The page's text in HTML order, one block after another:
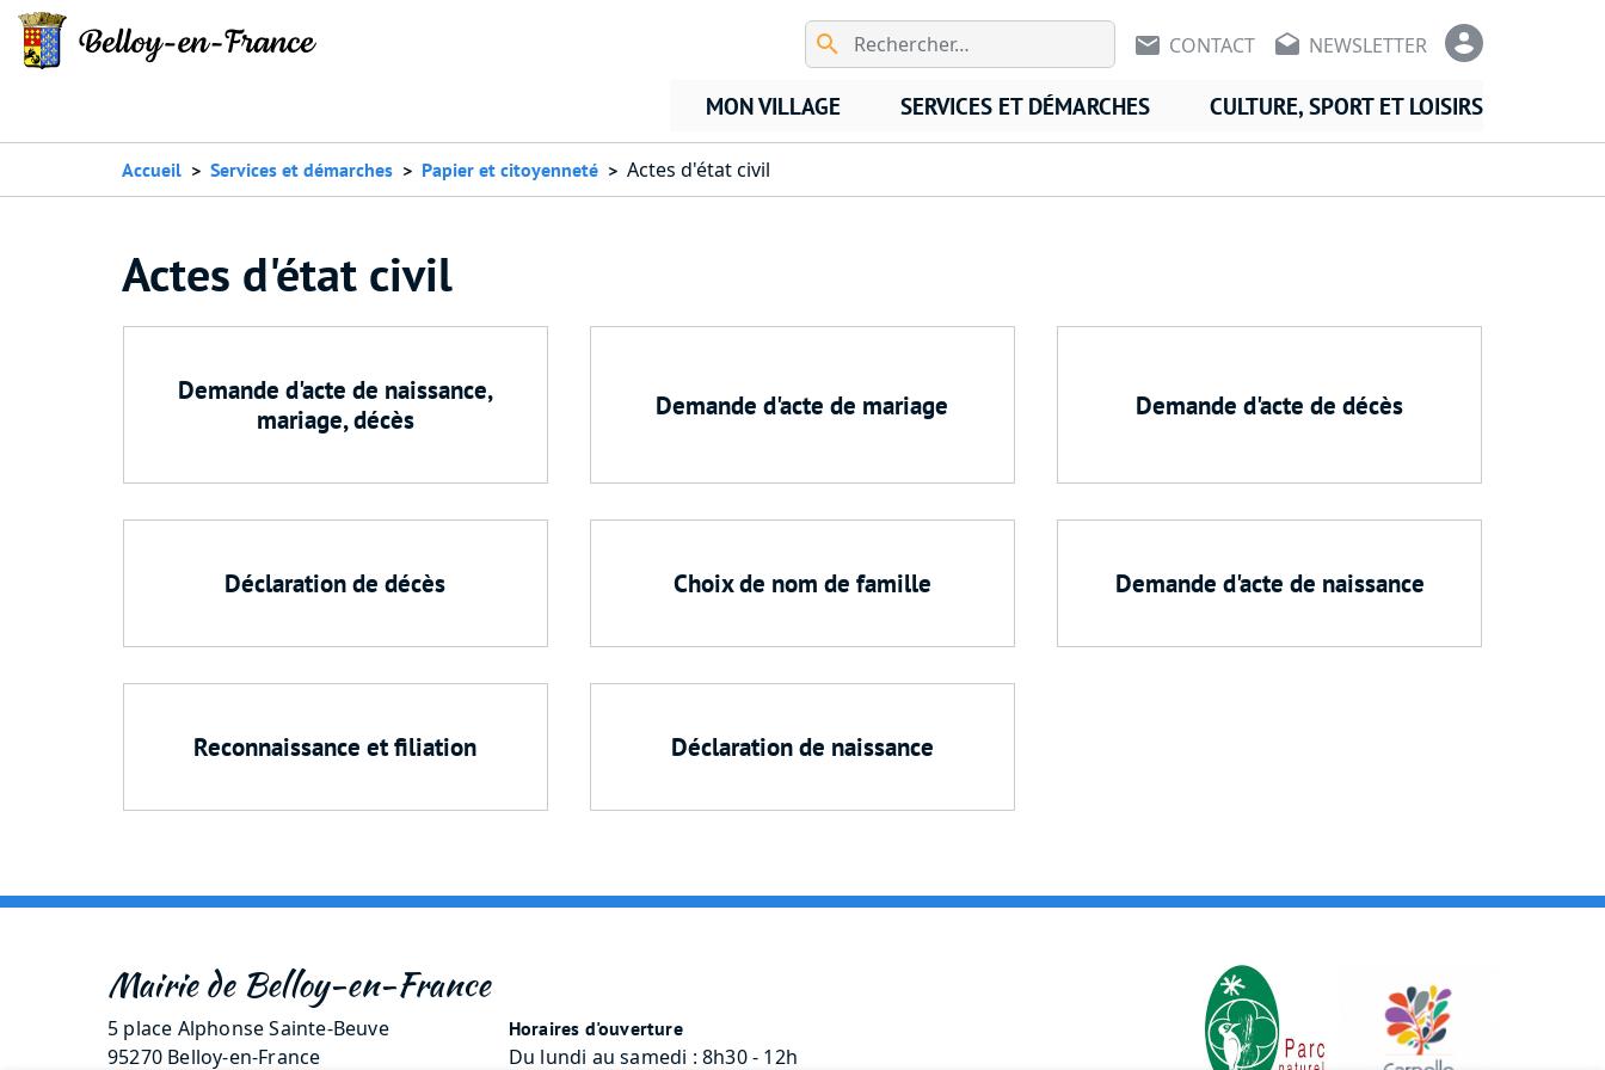
En-tête -
En-tête - Communication
CONTACT NEWSLETTER
MON VILLAGE SERVICES ET DÉMARCHES CULTURE, SPORT ET LOISIRS
Accueil Services et démarches Papier et citoyenneté Actes d'état civil
Actes d'état civil
Demande d'acte de naissance,
mariage, décès
Demande d'acte de mariage Demande d'acte de décès
Déclaration de décès Choix de nom de famille Demande d'acte de naissance
Reconnaissance et filiation Déclaration de naissance
Mairie de Belloy-en-France
5 place Alphonse Sainte-Beuve
95270 Belloy-en-France
Horaires d'ouverture
Du lundi au samedi : 8h30 - 12h